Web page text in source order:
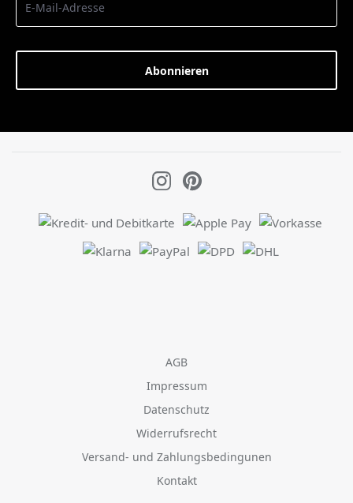
Abonnieren
AGB
Impressum
Datenschutz
Widerrufsrecht
Versand- und Zahlungsbedingunen
Kontakt